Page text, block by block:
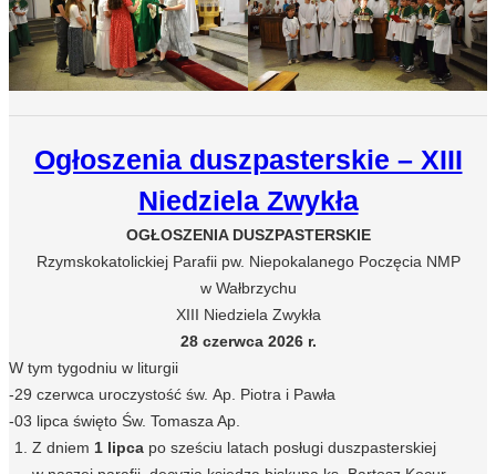
Ogłoszenia duszpasterskie – XIII
Niedziela Zwykła
OGŁOSZENIA DUSZPASTERSKIE
Rzymskokatolickiej Parafii pw. Niepokalanego Poczęcia NMP
w Wałbrzychu
XIII Niedziela Zwykła
28 czerwca 2026 r.
W tym tygodniu w liturgii
-29 czerwca uroczystość św. Ap. Piotra i Pawła
-03 lipca święto Św. Tomasza Ap.
Z dniem 1 lipca po sześciu latach posługi duszpasterskiej